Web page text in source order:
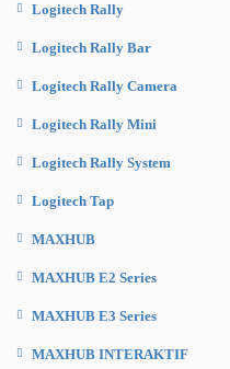
Logitech Rally
Logitech Rally Bar
Logitech Rally Camera
Logitech Rally Mini
Logitech Rally System
Logitech Tap
MAXHUB
MAXHUB E2 Series
MAXHUB E3 Series
MAXHUB INTERAKTIF